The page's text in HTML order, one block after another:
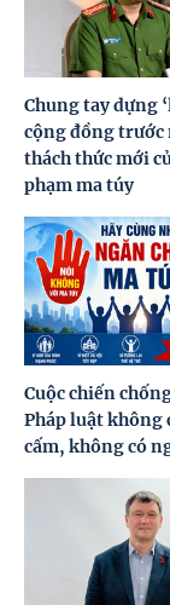
Chung tay dựng
cộng đồng trước
thách thức mới
phạm ma túy
Cuộc chiến
Pháp luật không
cấm, không có